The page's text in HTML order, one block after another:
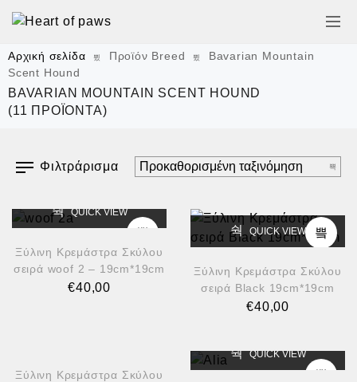
Αρχική σελίδα Προϊόν Breed
Bavarian Mountain
Scent Hound
BAVARIAN MOUNTAIN SCENT HOUND
(11 ΠΡΟΪΌΝΤΑ)
Φιλτράρισμα
QUICK VIEW
Ξύλινη Κρεμάστρα Σκύλου
σειρά woof 2 – 19cm*19cm
€40,00
QUICK VIEW
Ξύλινη Κρεμάστρα Σκύλου
σειρά Black 19cm*19cm
€40,00
Ξύλινη Κρεμάστρα Σκύλου
QUICK VIEW